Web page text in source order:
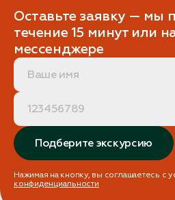
Оставьте заявку — мы
течение 15 минут или
мессенджере
Подберите экскурсию
Нажимая на кнопку, вы соглашаетесь с
конфиденциальности